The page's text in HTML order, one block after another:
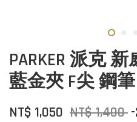
PARKER 派克
藍金夾 F尖 鋼筆
NT$ 1,050 NT$ 1,400